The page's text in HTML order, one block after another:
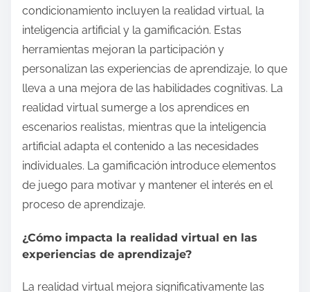
condicionamiento incluyen la realidad virtual, la
inteligencia artificial y la gamificación. Estas
herramientas mejoran la participación y
personalizan las experiencias de aprendizaje, lo que
lleva a una mejora de las habilidades cognitivas. La
realidad virtual sumerge a los aprendices en
escenarios realistas, mientras que la inteligencia
artificial adapta el contenido a las necesidades
individuales. La gamificación introduce elementos
de juego para motivar y mantener el interés en el
proceso de aprendizaje.
¿Cómo impacta la realidad virtual en las
experiencias de aprendizaje?
La realidad virtual mejora significativamente las